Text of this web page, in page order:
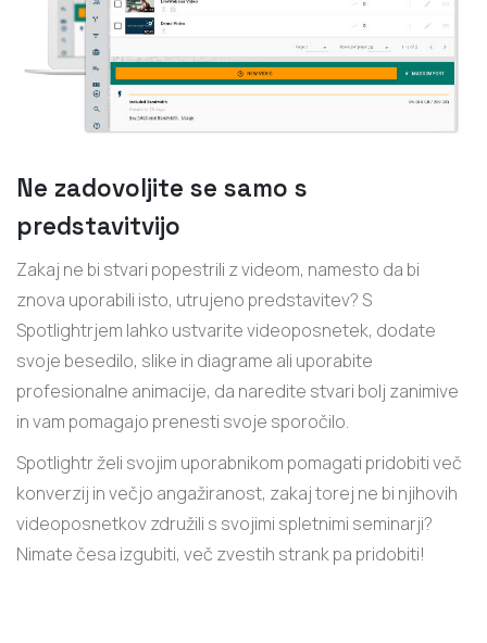
Ne zadovoljite se samo s
predstavitvijo
Zakaj ne bi stvari popestrili z videom, namesto da bi
znova uporabili isto, utrujeno predstavitev? S
Spotlightrjem lahko ustvarite videoposnetek, dodate
svoje besedilo, slike in diagrame ali uporabite
profesionalne animacije, da naredite stvari bolj zanimive
in vam pomagajo prenesti svoje sporočilo.
Spotlightr želi svojim uporabnikom pomagati pridobiti več
konverzij in večjo angažiranost, zakaj torej ne bi njihovih
videoposnetkov združili s svojimi spletnimi seminarji?
Nimate česa izgubiti, več zvestih strank pa pridobiti!